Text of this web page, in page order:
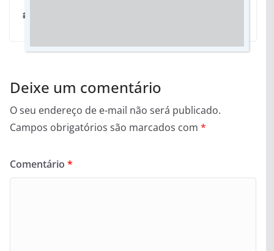
Deixe um comentário
O seu endereço de e-mail não será publicado.
Campos obrigatórios são marcados com *
Comentário *